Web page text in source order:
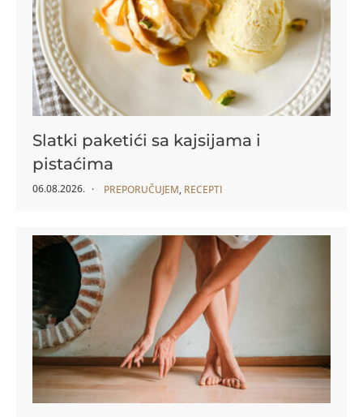
Slatki paketići sa kajsijama i
pistaćima
06.08.2026. PREPORUČUJEM, RECEPTI